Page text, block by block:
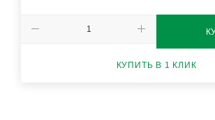
КУПИТЬ В 1 КЛИК